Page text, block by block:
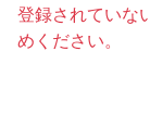
登録されていな
めください。